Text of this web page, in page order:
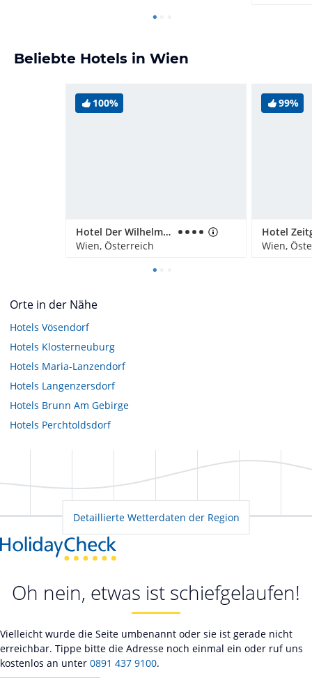
Beliebte Hotels in Wien
100%
Hotel Der Wilhelmshof
Wien, Österreich
99%
Wien,
Orte in der Nähe
Hotels Vösendorf
Hotels Klosterneuburg
Hotels Maria-Lanzendorf
Hotels Langenzersdorf
Hotels Brunn Am Gebirge
Hotels Perchtoldsdorf
Detaillierte Wetterdaten der Region
Oh nein, etwas ist schiefgelaufen!
Vielleicht wurde die Seite umbenannt oder sie ist gerade nicht
erreichbar. Tippe bitte die Adresse noch einmal ein oder ruf uns
kostenlos an unter 0891 437 9100.